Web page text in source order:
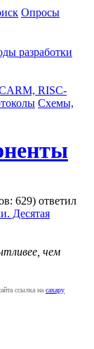
Опросы
разработки
ARM, RISC-
Схемы,
629) ответил
Десятая
чем
ссылка на caxapу